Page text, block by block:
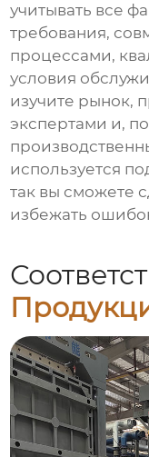
учитывать все
требования,
процессами,
условия
изучите рынок,
экспертами и,
используется
так вы сможете
избежать